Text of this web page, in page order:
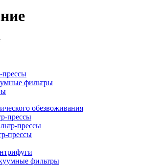
прессы
фильтры
обезвоживания
прессы
прессы
прессы
фильтры